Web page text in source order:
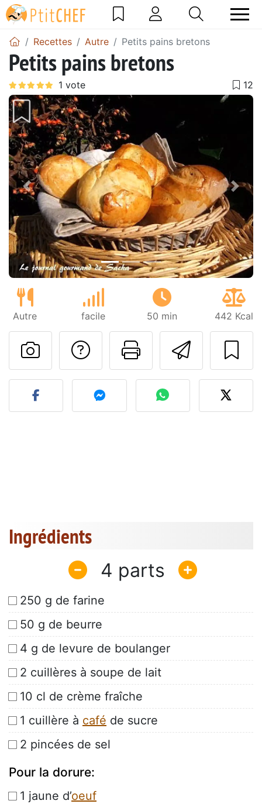
Recettes Autre Petits pains bretons
Petits pains bretons
Précédent
Autre facile 50 min 442 Kcal
Imprimer
Poser une
Publier votre photo de
Ingrédients
4
250 g de farine
50 g de beurre
4 g de levure de boulanger
2 cuillères à soupe de lait
10 cl de crème fraîche
1 cuillère à café de sucre
2 pincées de sel
Pour la dorure:
1 jaune d’oeuf